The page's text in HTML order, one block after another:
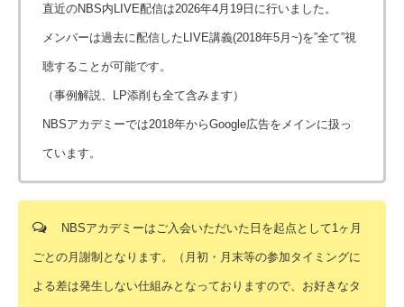
直近のNBS内LIVE配信は2026年4月19日に行いました。
メンバーは過去に配信したLIVE講義(2018年5月~)を”全て”視
聴することが可能です。
（事例解説、LP添削も全て含みます）
NBSアカデミーでは2018年からGoogle広告をメインに扱っ
ています。
NBSアカデミーはご入会いただいた日を起点として1ヶ月
ごとの月謝制となります。（月初・月末等の参加タイミングに
よる差は発生しない仕組みとなっておりますので、お好きなタ